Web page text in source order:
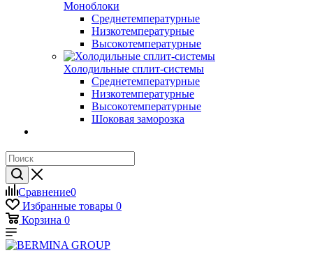
Моноблоки
Среднетемпературные
Низкотемпературные
Высокотемпературные
Холодильные сплит-системы
Среднетемпературные
Низкотемпературные
Высокотемпературные
Шоковая заморозка
Сравнение0
Избранные товары 0
Корзина 0